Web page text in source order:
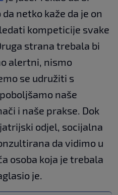
netko kaže da je on
kompeticije svake
strana trebala bi
alertni, nismo
se udružiti s
naše
i naše prakse. Dok
odjel, socijalna
da vidimo u
osoba koja je trebala
je.